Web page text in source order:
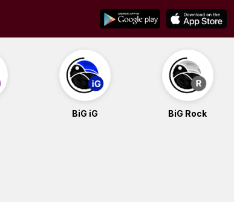
BiG iG BiG Rock